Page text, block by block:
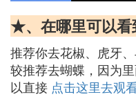
★、在哪里可以看
推荐你去花椒、虎牙
较推荐去蝴蝶，因为
以直接 点击这里去观